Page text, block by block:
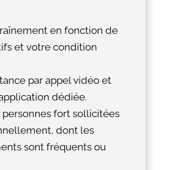
en fonction de
et votre condition
par appel vidéo et
dédiée.
personnes fort sollicitées
dont les
sont fréquents ou